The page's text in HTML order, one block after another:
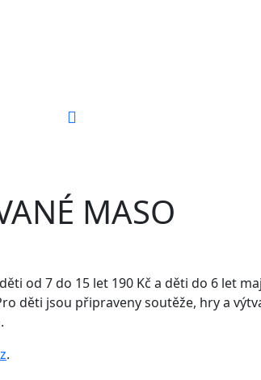
MASO
od 7 do 15 let 190 Kč a děti do 6 let
děti jsou připraveny soutěže, hry a
.